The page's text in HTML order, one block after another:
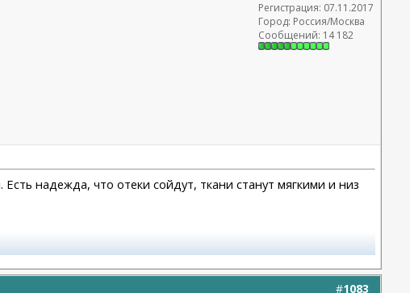
Регистрация: 07.11.2017
Город: Россия/Москва
Сообщений: 14 182
надежда, что отеки сойдут, ткани станут мягкими и низ
#1083